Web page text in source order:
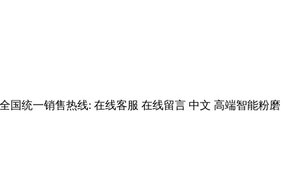
国统一销售热线: 在线客服 在线留言 中文 高端智能粉磨